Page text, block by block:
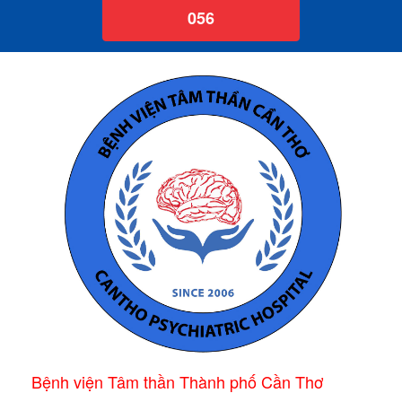
056
Bệnh viện Tâm thần Thành phố Cần Thơ